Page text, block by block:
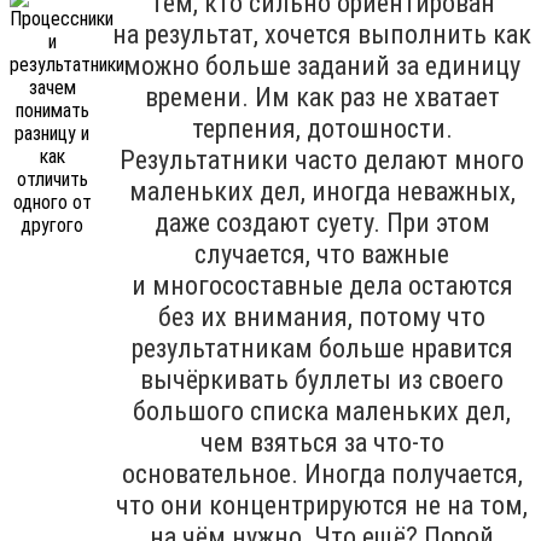
на результат, хочется выполнить как
можно больше заданий за единицу
времени. Им как раз не хватает
терпения, дотошности.
Результатники часто делают много
маленьких дел, иногда неважных,
даже создают суету. При этом
случается, что важные
и многосоставные дела остаются
без их внимания, потому что
результатникам больше нравится
вычёркивать буллеты из своего
большого списка маленьких дел,
чем взяться за что-то
основательное. Иногда получается,
что они концентрируются не на том,